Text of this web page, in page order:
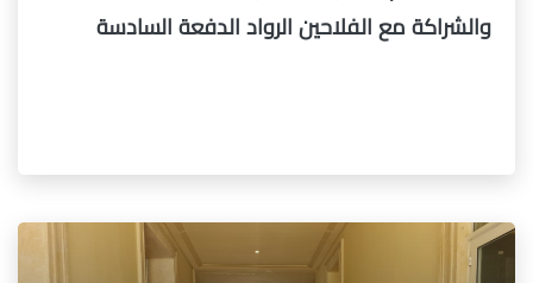
والشراكة مع الفلاحين الرواد الدفعة السادسة